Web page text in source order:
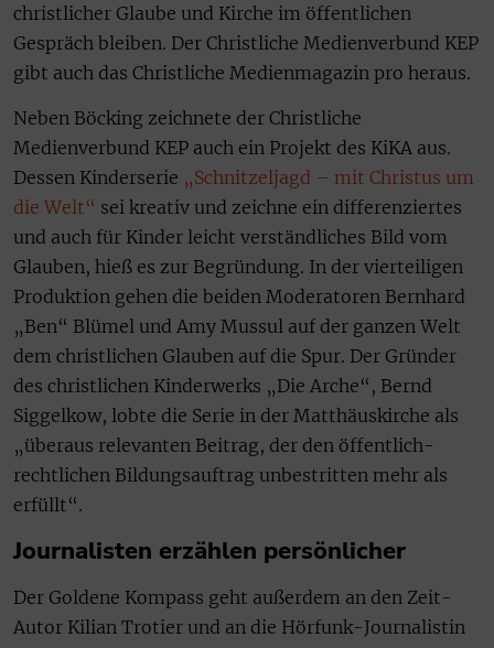
christlicher Glaube und Kirche im öffentlichen
Gespräch bleiben. Der Christliche Medienverbund KEP
gibt auch das Christliche Medienmagazin pro heraus.
Neben Böcking zeichnete der Christliche
Medienverbund KEP auch ein Projekt des KiKA aus.
Dessen Kinderserie „Schnitzeljagd – mit Christus um
die Welt“ sei kreativ und zeichne ein differenziertes
und auch für Kinder leicht verständliches Bild vom
Glauben, hieß es zur Begründung. In der vierteiligen
Produktion gehen die beiden Moderatoren Bernhard
„Ben“ Blümel und Amy Mussul auf der ganzen Welt
dem christlichen Glauben auf die Spur. Der Gründer
des christlichen Kinderwerks „Die Arche“, Bernd
Siggelkow, lobte die Serie in der Matthäuskirche als
„überaus relevanten Beitrag, der den öffentlich-
rechtlichen Bildungsauftrag unbestritten mehr als
erfüllt“.
Journalisten erzählen persönlicher
Der Goldene Kompass geht außerdem an den Zeit-
Autor Kilian Trotier und an die Hörfunk-Journalistin